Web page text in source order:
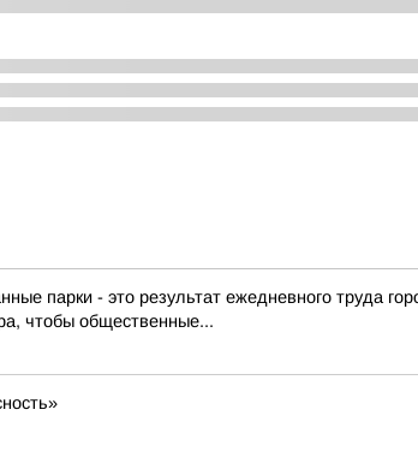
парки - это результат ежедневного труда
чтобы общественные...